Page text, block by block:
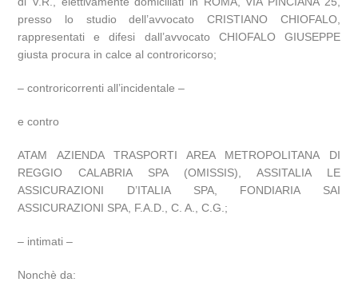
presso lo studio dell’avvocato CRISTIANO CHIOFALO,
rappresentati e difesi dall’avvocato CHIOFALO GIUSEPPE
giusta procura in calce al controricorso;
– controricorrenti all’incidentale –
e contro
ATAM AZIENDA TRASPORTI AREA METROPOLITANA DI
REGGIO CALABRIA SPA (OMISSIS), ASSITALIA LE
ASSICURAZIONI D’ITALIA SPA, FONDIARIA SAI
ASSICURAZIONI SPA, F.A.D., C. A., C.G.;
– intimati –
Nonchè da: